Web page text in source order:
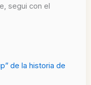
segui con el
de la historia de